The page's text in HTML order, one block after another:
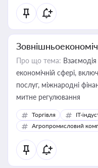
Про що тема:
економічній сфері,
послуг, міжнародні
митне регулювання
Торгівля
IT-
Агропромисловий